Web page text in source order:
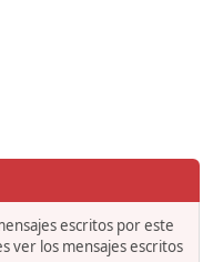
escritos por este
ver los mensajes escritos